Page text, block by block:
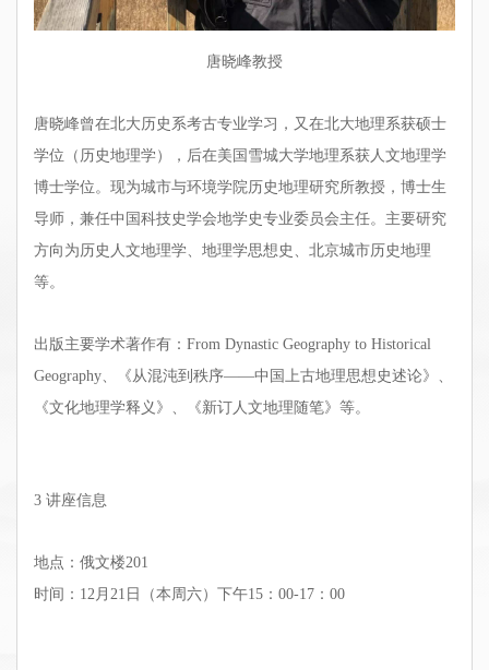
唐晓峰教授
唐晓峰曾在北大历史系考古专业学习，又在北大地理系获硕士
学位（历史地理学），后在美国雪城大学地理系获人文地理学
博士学位。现为城市与环境学院历史地理研究所教授，博士生
导师，兼任中国科技史学会地学史专业委员会主任。主要研究
方向为历史人文地理学、地理学思想史、北京城市历史地理
等。
出版主要学术著作有：From Dynastic Geography to Historical
Geography、《从混沌到秩序——中国上古地理思想史述论》、
《文化地理学释义》、《新订人文地理随笔》等。
3 讲座信息
地点：俄文楼201
时间：12月21日（本周六）下午15：00-17：00